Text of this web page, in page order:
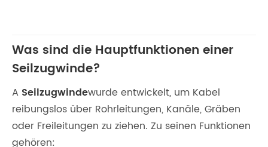
Was sind die Hauptfunktionen einer
Seilzugwinde?
A Seilzugwindewurde entwickelt, um Kabel
reibungslos über Rohrleitungen, Kanäle, Gräben
oder Freileitungen zu ziehen. Zu seinen Funktionen
gehören: